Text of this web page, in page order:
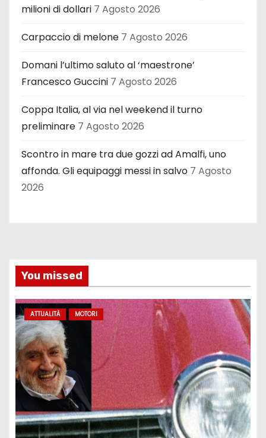
milioni di dollari 7 Agosto 2026
Carpaccio di melone 7 Agosto 2026
Domani l’ultimo saluto al ‘maestrone’
Francesco Guccini 7 Agosto 2026
Coppa Italia, al via nel weekend il turno
preliminare 7 Agosto 2026
Scontro in mare tra due gozzi ad Amalfi, uno
affonda. Gli equipaggi messi in salvo 7 Agosto
2026
You missed
ATTUALITÀ MOTORI